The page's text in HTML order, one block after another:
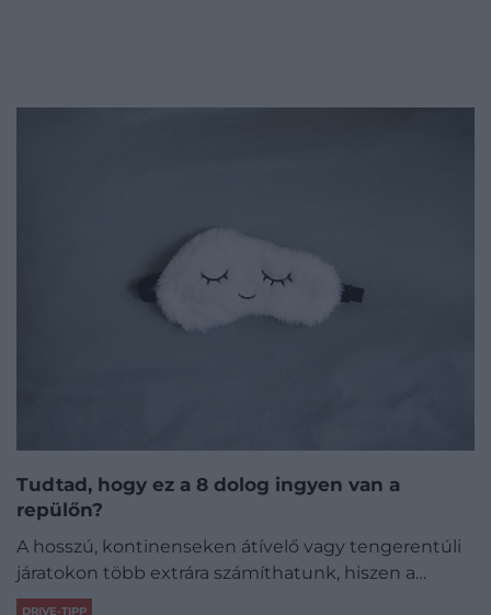
Tudtad, hogy ez a 8 dolog ingyen van a
repülőn?
A hosszú, kontinenseken átívelő vagy tengerentúli
járatokon több extrára számíthatunk, hiszen a…
DRIVE-TIPP